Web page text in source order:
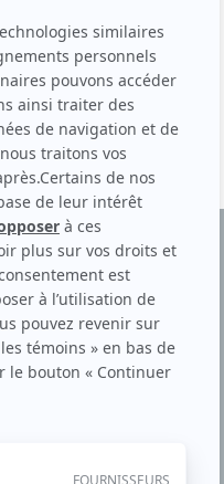
«l’encyclopédie de
régulièrement